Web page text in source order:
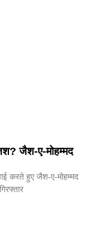
जैश-ए-मोहम्मद
करते हुए जैश-ए-मोहम्मद